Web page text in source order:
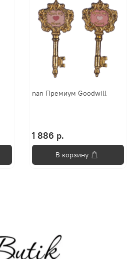
nan Премиум Goodwill
1 886 р.
В корзину